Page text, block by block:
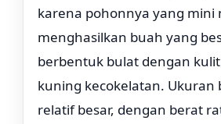
karena pohonnya yang mini
menghasilkan buah yang
berbentuk bulat dengan
kuning kecokelatan. Ukuran
relatif besar, dengan berat